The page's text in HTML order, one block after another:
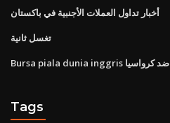
أخبار تداول العملات الأجنبية في باكستان
تغسل ثانية
Bursa piala dunia inggris ضد كرواسيا
Tags